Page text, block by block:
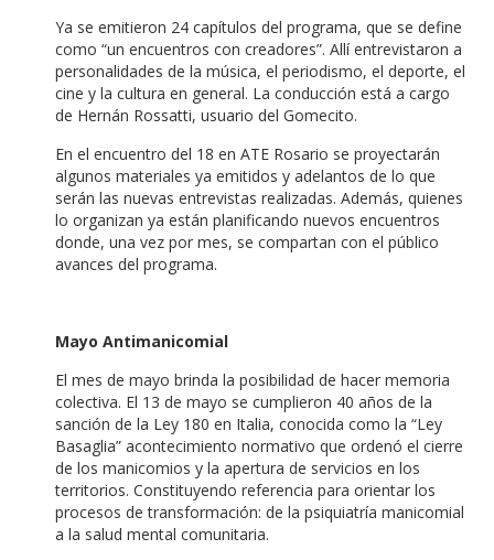
Ya se emitieron 24 capítulos del programa, que se define
como “un encuentros con creadores”. Allí entrevistaron a
personalidades de la música, el periodismo, el deporte, el
cine y la cultura en general. La conducción está a cargo
de Hernán Rossatti, usuario del Gomecito.
En el encuentro del 18 en ATE Rosario se proyectarán
algunos materiales ya emitidos y adelantos de lo que
serán las nuevas entrevistas realizadas. Además, quienes
lo organizan ya están planificando nuevos encuentros
donde, una vez por mes, se compartan con el público
avances del programa.
Mayo Antimanicomial
El mes de mayo brinda la posibilidad de hacer memoria
colectiva. El 13 de mayo se cumplieron 40 años de la
sanción de la Ley 180 en Italia, conocida como la “Ley
Basaglia” acontecimiento normativo que ordenó el cierre
de los manicomios y la apertura de servicios en los
territorios. Constituyendo referencia para orientar los
procesos de transformación: de la psiquiatría manicomial
a la salud mental comunitaria.